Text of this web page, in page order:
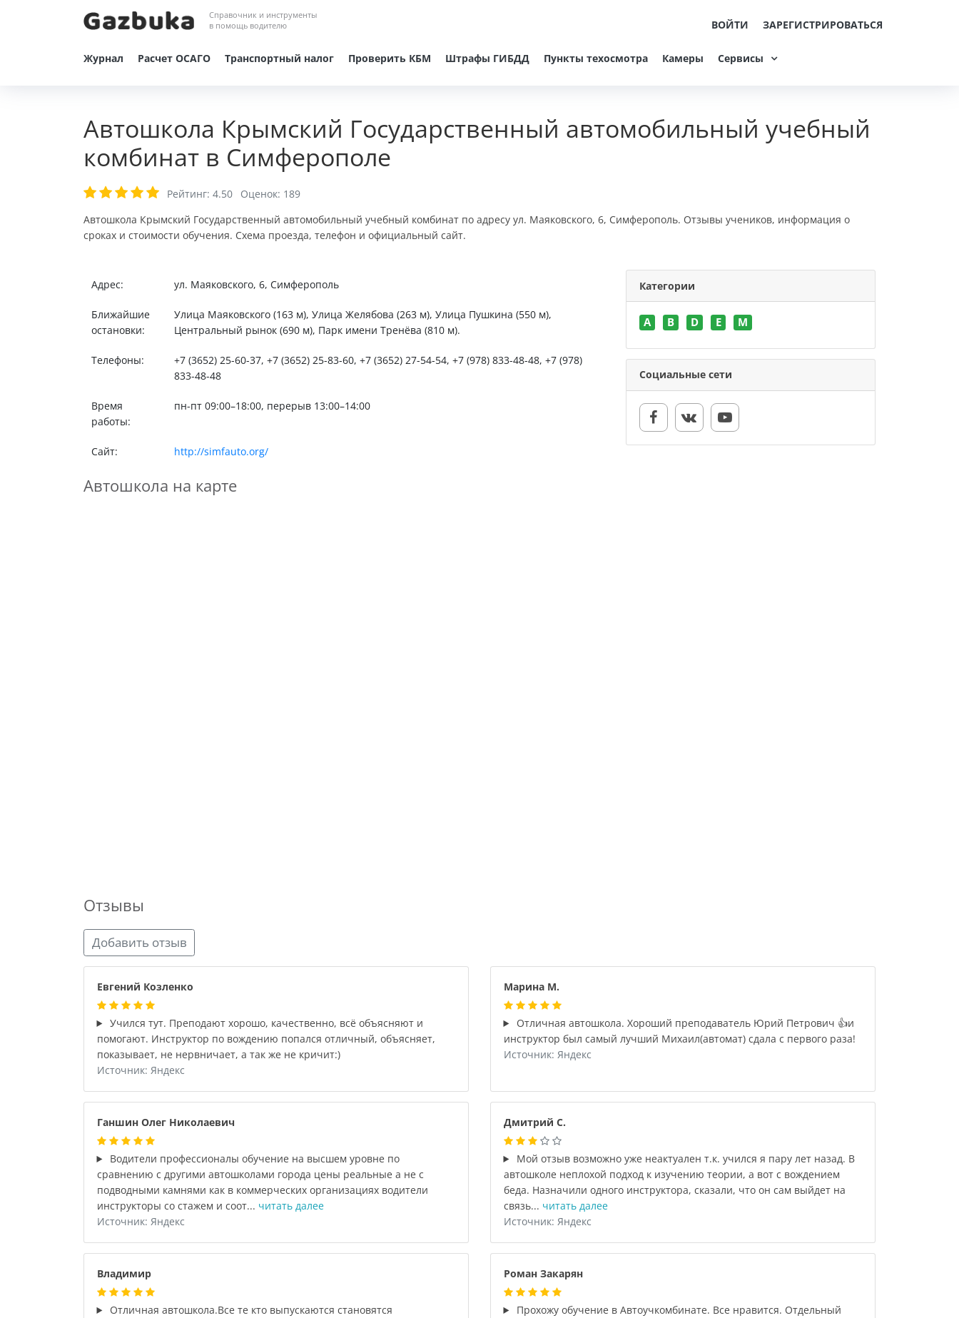
Справочник и инструменты
в помощь водителю
ВОЙТИ ЗАРЕГИСТРИРОВАТЬСЯ
Журнал Расчет ОСАГО Транспортный налог Проверить КБМ Штрафы ГИБДД Пункты техосмотра Камеры Сервисы
Автошкола Крымский Государственный автомобильный учебный
комбинат в Симферополе
Рейтинг: 4.50 Оценок: 189
Автошкола Крымский Государственный автомобильный учебный комбинат по адресу ул. Маяковского, 6, Симферополь. Отзывы учеников, информация о
сроках и стоимости обучения. Схема проезда, телефон и официальный сайт.
Адрес: ул. Маяковского, 6, Симферополь
Ближайшие
остановки:
Улица Маяковского (163 м), Улица Желябова (263 м), Улица Пушкина (550 м),
Центральный рынок (690 м), Парк имени Тренёва (810 м).
Телефоны:
+7 (3652) 25-60-37, +7 (3652) 25-83-60, +7 (3652) 27-54-54, +7 (978) 833-48-48, +7 (978)
833-48-48
Время
работы:
пн-пт 09:00–18:00, перерыв 13:00–14:00
Сайт: http://simfauto.org/
Категории
A B D E M
Социальные сети
Автошкола на карте
Отзывы
Добавить отзыв
Евгений Козленко
Учился тут. Преподают хорошо, качественно, всё объясняют и
помогают. Инструктор по вождению попался отличный, объясняет,
показывает, не нервничает, а так же не кричит:)
Источник: Яндекс
Марина М.
Отличная автошкола. Хороший преподаватель Юрий Петрович 👍и
инструктор был самый лучший Михаил(автомат) сдала с первого раза!
Источник: Яндекс
Ганшин Олег Николаевич
Водители профессионалы обучение на высшем уровне по
сравнению с другими автошколами города цены реальные а не с
подводными камнями как в коммерческих организациях водители
инструкторы со стажем и соот... читать далее
Источник: Яндекс
Дмитрий С.
Мой отзыв возможно уже неактуален т.к. учился я пару лет назад. В
автошколе неплохой подход к изучению теории, а вот с вождением
беда. Назначили одного инструктора, сказали, что он сам выйдет на
связь... читать далее
Источник: Яндекс
Владимир
Отличная автошкола.Все те кто выпускаются становятся
Роман Закарян
Прохожу обучение в Автоучкомбинате. Все нравится. Отдельный